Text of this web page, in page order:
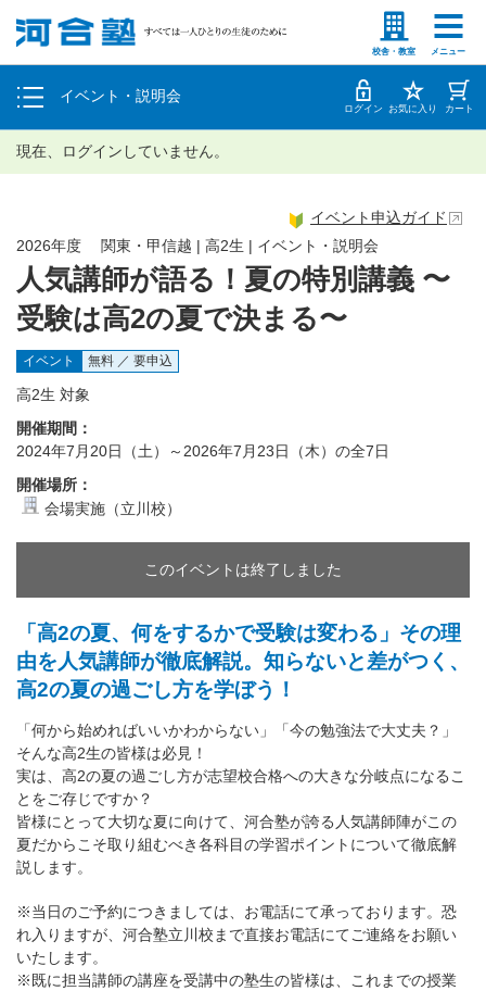
校舎・教室 メニュー
塾生の方 高等学校の先生
イベント・説明会
個別相談
体験授業 ログイン お気に入り カート
現在、ログインしていません。
人気講師が語る！夏の特別講義 〜
受験は高2の夏で決まる〜
2026年度 関東・甲信越 | 高2生 | イベント・説明会
イベント申込ガイド
イベント 無料 ／ 要申込
高2生 対象
開催期間：
2024年7月20日（土）～2026年7月23日（木）の全7日
開催場所：
会場実施（立川校）
このイベントは終了しました
「高2の夏、何をするかで受験は変わる」その理
由を人気講師が徹底解説。知らないと差がつく、
高2の夏の過ごし方を学ぼう！
「何から始めればいいかわからない」「今の勉強法で大丈夫？」
そんな高2生の皆様は必見！
実は、高2の夏の過ごし方が志望校合格への大きな分岐点になるこ
とをご存じですか？
皆様にとって大切な夏に向けて、河合塾が誇る人気講師陣がこの
夏だからこそ取り組むべき各科目の学習ポイントについて徹底解
説します。
※当日のご予約につきましては、お電話にて承っております。恐
れ入りますが、河合塾立川校まで直接お電話にてご連絡をお願い
いたします。
※既に担当講師の講座を受講中の塾生の皆様は、これまでの授業